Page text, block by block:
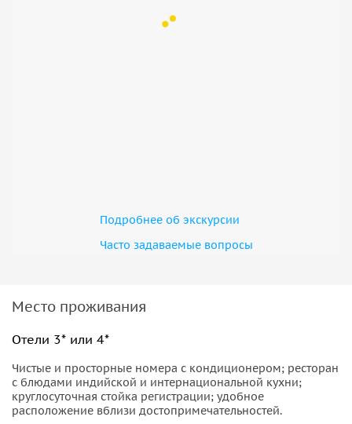
• Шивамога — место, где джунгли пробуждаются звуками
Подробнее об экскурсии
Часто задаваемые вопросы
Место проживания
Отели 3* или 4*
Чистые и просторные номера с кондиционером; ресторан
с блюдами индийской и интернациональной кухни;
круглосуточная стойка регистрации; удобное
расположение вблизи достопримечательностей.